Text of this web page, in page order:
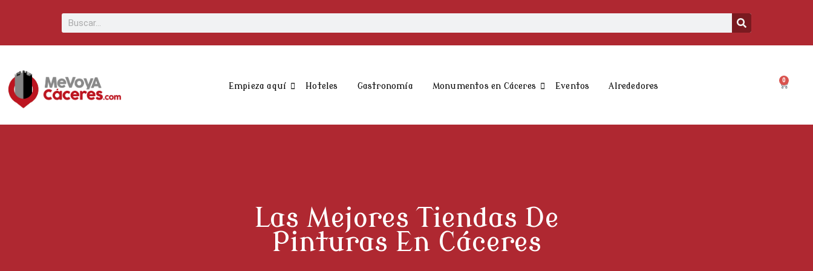
Buscar
Empieza aquí Hoteles Gastronomía Monumentos en Cáceres Eventos Alrededores
0
Carrito
Las Mejores Tiendas De
Pinturas En Cáceres
Scroll